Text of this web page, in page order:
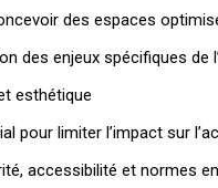
des espaces
des enjeux spécifiques de
esthétique
pour limiter l’impact sur
accessibilité et normes